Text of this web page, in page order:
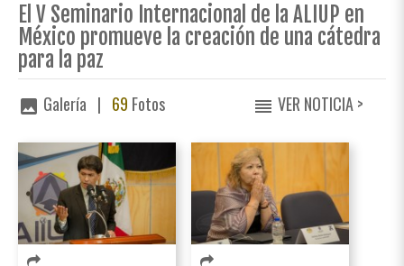
El V Seminario Internacional de la ALIUP en
México promueve la creación de una cátedra
para la paz
image Galería | 69 Fotos reorder VER NOTICIA >